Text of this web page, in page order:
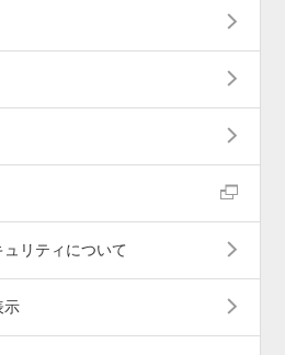
リティについて
示